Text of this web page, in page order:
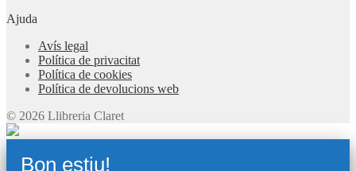
Ajuda
Avís legal
Política de privacitat
Política de cookies
Política de devolucions web
© 2026 Llibreria Claret
Bon estiu!